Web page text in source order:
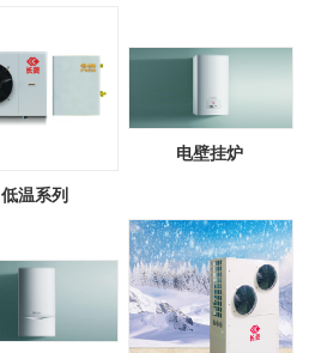
低温系列
电壁挂炉